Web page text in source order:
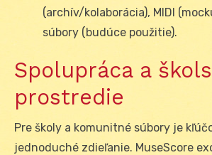
(archív/kolaborácia), MIDI
súbory (budúce použitie).
Spolupráca a
prostredie
Pre školy a komunitné súbory je
jednoduché zdieľanie. MuseScore